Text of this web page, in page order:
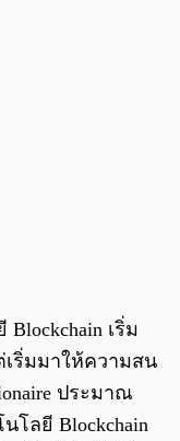
เริ่ม
ริ่มมาให้ความสน
ประมาณ
โลยี Blockchain